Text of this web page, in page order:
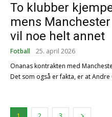
To klubber
mens
vil noe helt annet
Fotball 25. april 2026
Onanas kontrakten med
Det som også er fakta, er at